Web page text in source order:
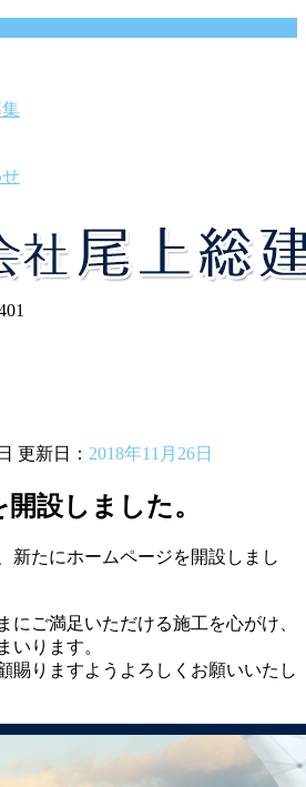
更新日： 2018年11月26日
設しました。
新たにホームページを開設しまし
にご満足いただける施工を心がけ、
いります。
賜りますようよろしくお願いいたし